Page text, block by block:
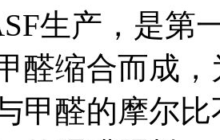
生产，是第
醛缩合而成
甲醛的摩尔